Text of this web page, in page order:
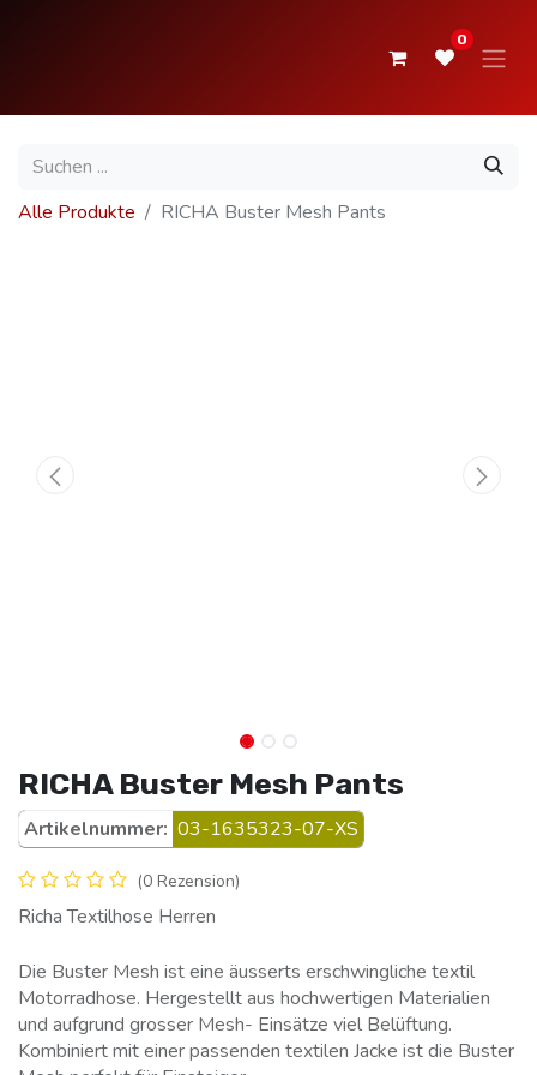
0
Alle Produkte RICHA Buster Mesh Pants
RICHA Buster Mesh Pants
Artikelnummer: 03-1635323-07-XS
(0 Rezension)
Richa Textilhose Herren
Die Buster Mesh ist eine äusserts erschwingliche textil
Motorradhose. Hergestellt aus hochwertigen Materialien
und aufgrund grosser Mesh- Einsätze viel Belüftung.
Kombiniert mit einer passenden textilen Jacke ist die Buster